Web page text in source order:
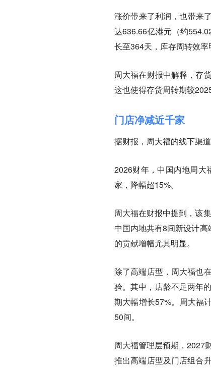
涨价带来了利润，也带来
达636.66亿港元（约
长至364天，库存周转效
周大福在财报中解释，存
这也使得存货周转期较
门店净减近千家
据财报，周大福的线下渠
2026财年，中国内地周大
家，降幅超15%。
周大福在财报中提到，该
中国内地共有8间新设计
的贡献增幅尤其明显。
除了高端店型，周大福也
验。其中，店龄不足两年
期大幅增长57%。周大福
50间。
周大福管理层预期，2027
推出高端店型及门店组合